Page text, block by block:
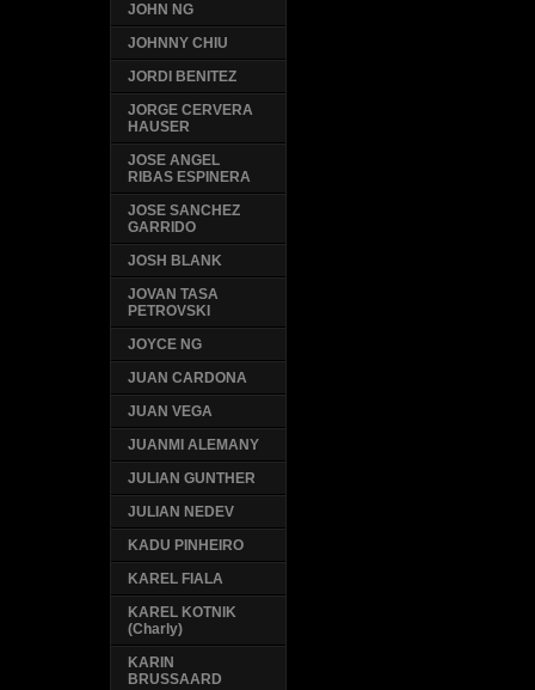
JOHN NG
JOHNNY CHIU
JORDI BENITEZ
JORGE CERVERA
HAUSER
JOSE ANGEL
RIBAS ESPINERA
JOSE SANCHEZ
GARRIDO
JOSH BLANK
JOVAN TASA
PETROVSKI
JOYCE NG
JUAN CARDONA
JUAN VEGA
JUANMI ALEMANY
JULIAN GUNTHER
JULIAN NEDEV
KADU PINHEIRO
KAREL FIALA
KAREL KOTNIK
(Charly)
KARIN
BRUSSAARD